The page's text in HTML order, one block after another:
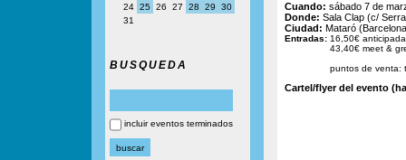
24 25 26 27 28 29
30
31
BUSQUEDA
incluir eventos terminados
Cuando: sábado 7 de
Donde: Sala Clap (c/
Ciudad: Mataró
Entradas: 16,50€
43,40€ meet &
puntos de venta:
Cartel/flyer del evento